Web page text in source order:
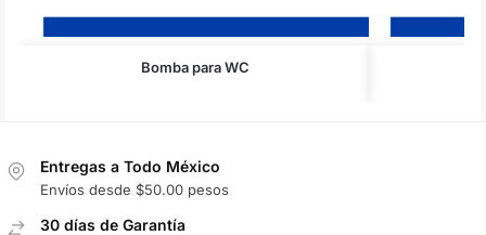
Bomba para WC
Entregas a Todo México
Envíos desde $50.00 pesos
30 días de Garantía